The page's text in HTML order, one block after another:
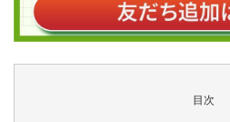
目次